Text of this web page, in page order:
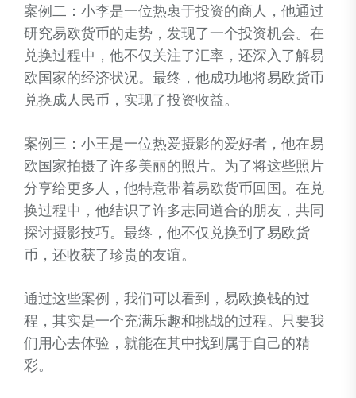
案例二：小李是一位热衷于投资的商人，他通过
研究易欧货币的走势，发现了一个投资机会。在
兑换过程中，他不仅关注了汇率，还深入了解易
欧国家的经济状况。最终，他成功地将易欧货币
兑换成人民币，实现了投资收益。
案例三：小王是一位热爱摄影的爱好者，他在易
欧国家拍摄了许多美丽的照片。为了将这些照片
分享给更多人，他特意带着易欧货币回国。在兑
换过程中，他结识了许多志同道合的朋友，共同
探讨摄影技巧。最终，他不仅兑换到了易欧货
币，还收获了珍贵的友谊。
通过这些案例，我们可以看到，易欧换钱的过
程，其实是一个充满乐趣和挑战的过程。只要我
们用心去体验，就能在其中找到属于自己的精
彩。